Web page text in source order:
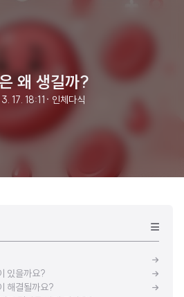
왜 생길까?
17. 18:11 · 인체다식
있을까요?
해결될까요?